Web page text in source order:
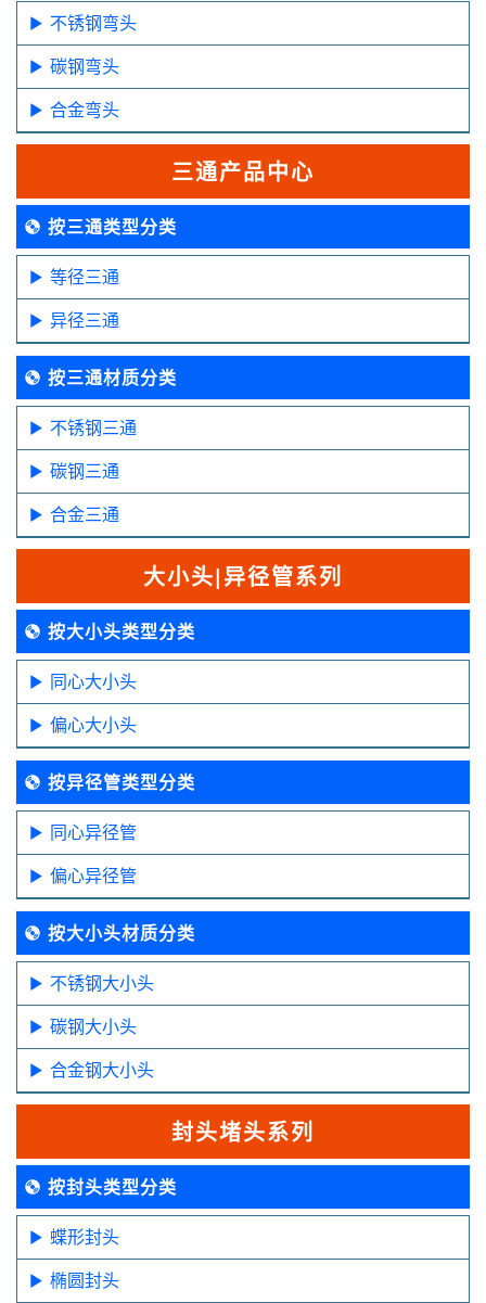
不锈钢弯头
碳钢弯头
合金弯头
三通产品中心
按三通类型分类
等径三通
异径三通
按三通材质分类
不锈钢三通
碳钢三通
合金三通
大小头|异径管系列
按大小头类型分类
同心大小头
偏心大小头
按异径管类型分类
同心异径管
偏心异径管
按大小头材质分类
不锈钢大小头
碳钢大小头
合金钢大小头
封头堵头系列
按封头类型分类
蝶形封头
椭圆封头